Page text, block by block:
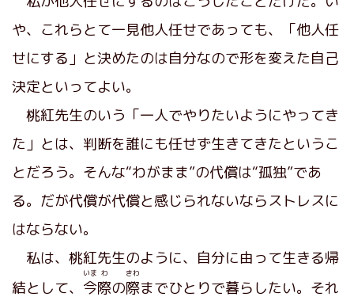
や、これらとて一見他人任せであっても、「他人任
せにする」と決めたのは自分なので形を変えた自己
決定といってよい。
桃紅先生のいう「一人でやりたいようにやってき
た」とは、判断を誰にも任せず生きてきたというこ
とだろう。そんな“わがまま”の代償は“孤独”であ
る。だが代償が代償と感じられないならストレスに
はならない。
私は、桃紅先生のように、自分に由って生きる帰
結として、 今
いま
際
わ
の際
きわ
までひとりで暮らしたい。それ